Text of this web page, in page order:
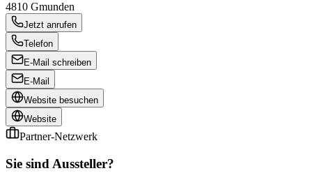
4810 Gmunden
Jetzt anrufen
Telefon
E-Mail schreiben
E-Mail
Website besuchen
Website
Partner-Netzwerk
Sie sind Aussteller?